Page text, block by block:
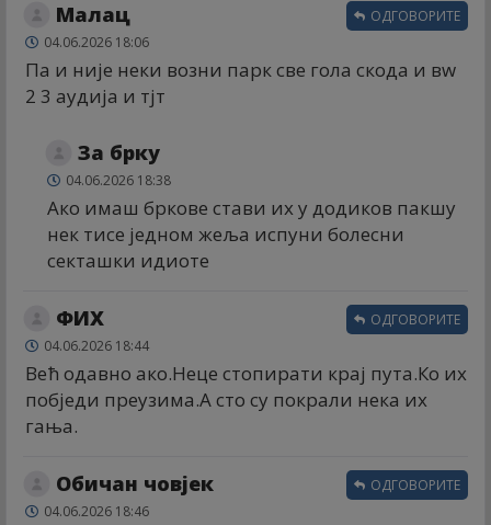
Малац
04.06.2026 18:06
Па и није неки возни парк све гола скода и вw
2 3 аудија и тјт
ОДГОВОРИТЕ
За брку
04.06.2026 18:38
Ако имаш бркове стави их у додиков пакшу
нек тисе једном жеља испуни болесни
секташки идиоте
ФИX
04.06.2026 18:44
Већ одавно ако.Неце стопирати крај пута.Ко их
побједи преузима.А сто су покрали нека их
гања.
ОДГОВОРИТЕ
Обичан човјек
04.06.2026 18:46
ОДГОВОРИТЕ